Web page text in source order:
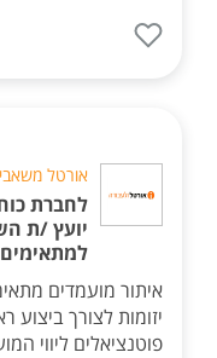
אורטל
לחברת
יועץ /ת
למתאימים
איתור מועמדים
יזומות לצורך ביצוע
פוטנציאלים ליווי